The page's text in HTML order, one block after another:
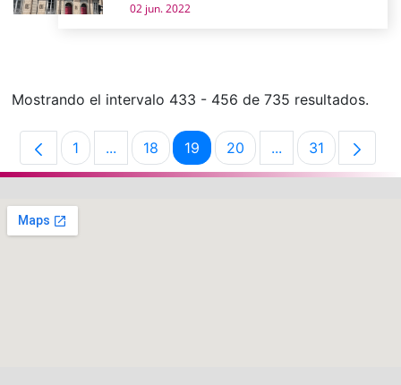
02 jun. 2022
Mostrando el intervalo 433 - 456 de 735 resultados.
Página
1 ...Páginas intermedias Use TAB para
Página
18 Página
19 Página
20 ...PáginasPágina
31